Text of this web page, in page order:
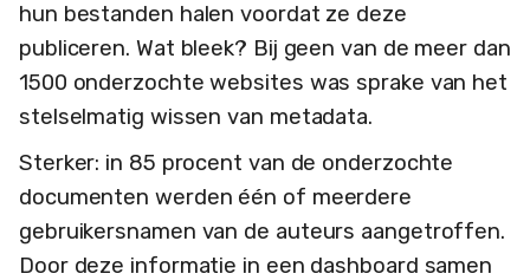
hun bestanden halen voordat ze deze
publiceren. Wat bleek? Bij geen van de meer dan
1500 onderzochte websites was sprake van het
stelselmatig wissen van metadata.
Sterker: in 85 procent van de onderzochte
documenten werden één of meerdere
gebruikersnamen van de auteurs aangetroffen.
Door deze informatie in een dashboard samen